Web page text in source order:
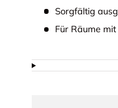
Sorgfältig
Für Räume